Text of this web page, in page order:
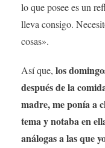
lo que posee es un
lleva consigo.
cosas».
Así que, los
después de la
madre, me ponía a
tema y notaba en
análogas a las que